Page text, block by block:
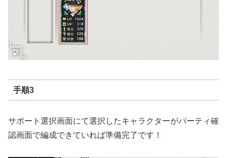
手順3
サポート選択画面にて選択したキャラクターがパーティ確
認画面で編成できていれば準備完了です！